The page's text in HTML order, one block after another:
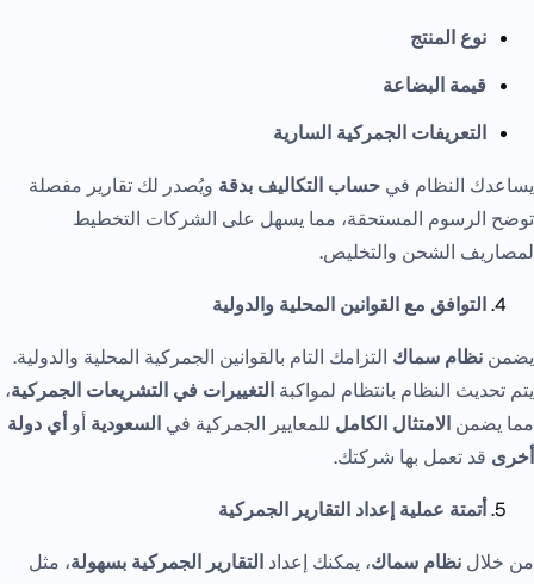
نوع المنتج
قيمة البضاعة
التعريفات الجمركية السارية
يساعدك النظام في حساب التكاليف بدقة ويُصدر لك تقارير مفصلة
توضح الرسوم المستحقة، مما يسهل على الشركات التخطيط
لمصاريف الشحن والتخليص.
التوافق مع القوانين المحلية والدولية
يضمن نظام سماك التزامك التام بالقوانين الجمركية المحلية والدولية.
يتم تحديث النظام بانتظام لمواكبة التغييرات في التشريعات الجمركية،
مما يضمن الامتثال الكامل للمعايير الجمركية في السعودية أو أي دولة
أخرى قد تعمل بها شركتك.
أتمتة عملية إعداد التقارير الجمركية
من خلال نظام سماك، يمكنك إعداد التقارير الجمركية بسهولة، مثل